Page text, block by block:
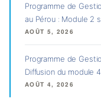
Programme de
au Pérou : Module 2
AOÛT 5, 2026
Programme de
Diffusion du module
AOÛT 4, 2026